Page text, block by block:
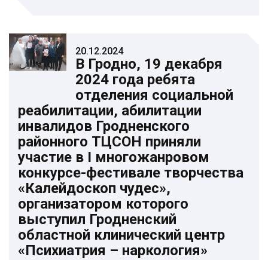
20.12.2024
В Гродно, 19 декабря
2024 года ребята
отделения социальной
реабилитации, абилитации
инвалидов Гродненского
районного ТЦСОН приняли
участие в I многожанровом
конкурсе-фестивале творчества
«Калейдоскоп чудес»,
организатором которого
выступил Гродненский
областной клинический центр
«Психиатрия – наркология»